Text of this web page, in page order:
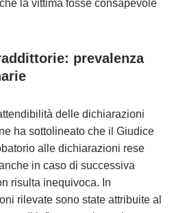
la vittima fosse consapevole
prevalenza
delle dichiarazioni
ha sottolineato che il Giudice
alle dichiarazioni rese
in caso di successiva
risulta inequivoca. In
rilevate sono state attribuite al